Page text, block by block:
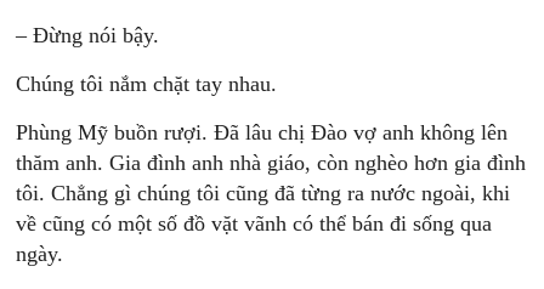
– Ðừng nói bậy.
Chúng tôi nắm chặt tay nhau.
Phùng Mỹ buồn rượi. Ðã lâu chị Ðào vợ anh không lên
thăm anh. Gia đình anh nhà giáo, còn nghèo hơn gia đình
tôi. Chẳng gì chúng tôi cũng đã từng ra nước ngoài, khi
về cũng có một số đồ vặt vãnh có thể bán đi sống qua
ngày.